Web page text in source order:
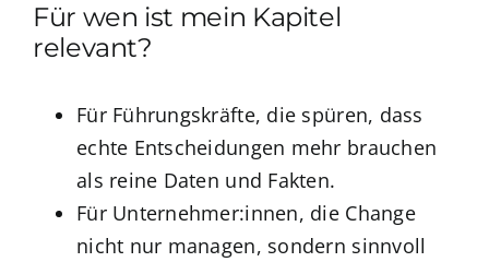
Für wen ist mein Kapitel
relevant?
Für Führungskräfte, die spüren, dass
echte Entscheidungen mehr brauchen
als reine Daten und Fakten.
Für Unternehmer:innen, die Change
nicht nur managen, sondern sinnvoll